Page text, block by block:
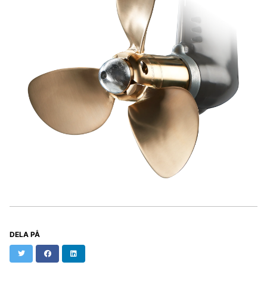
DELA PÅ
Twitter Facebook